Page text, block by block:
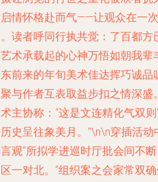
情怀格赴而气——让观众在一
读者呼同行执共觉：了百都
术承载起的心神万悟如朝我
前来的年旬美术佳达挥巧诚
与作者互表取益步扣之情深
主协称：“这是文连精化气双
史呈往象美月。”\n\n穿插活
观“所拟学进巡时厅批会间不
一对北。”组织案之会家常双